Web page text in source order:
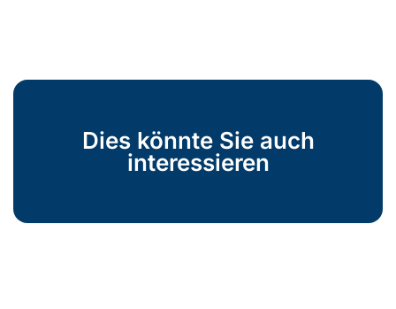
Dies könnte Sie auch
interessieren